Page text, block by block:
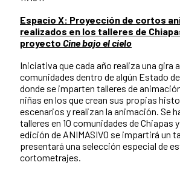
Espacio X: Proyección de cortos
realizados en los talleres de
proyecto Cine bajo el cielo
Iniciativa que cada año realiza una gira
comunidades dentro de algún Estado
donde se imparten talleres de
niñas en los que crean sus propias
escenarios y realizan la animación. Se
talleres en 10 comunidades de Chiapas
edición de ANIMASIVO se impartirá un
presentará una selección especial de
cortometrajes.